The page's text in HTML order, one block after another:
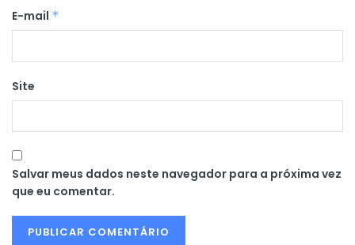
E-mail *
Site
Salvar meus dados neste navegador para a próxima vez
que eu comentar.